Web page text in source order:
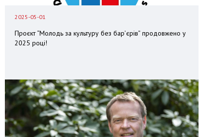
2025-05-01
Проєкт “Молодь за культуру без бар’єрів” продовжено у
2025 році!